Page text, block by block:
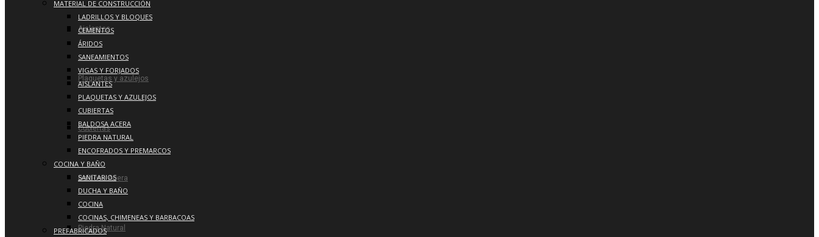
Aislantes
Plaquetas y azulejos
Cubiertas
Baldosa Acera
Piedra Natural
MATERIAL DE CONSTRUCCIÓN
LADRILLOS Y BLOQUES
CEMENTOS
ÁRIDOS
SANEAMIENTOS
VIGAS Y FORJADOS
AISLANTES
PLAQUETAS Y AZULEJOS
CUBIERTAS
BALDOSA ACERA
PIEDRA NATURAL
ENCOFRADOS Y PREMARCOS
COCINA Y BAÑO
SANITARIOS
DUCHA Y BAÑO
COCINA
COCINAS, CHIMENEAS Y BARBACOAS
PREFABRICADOS